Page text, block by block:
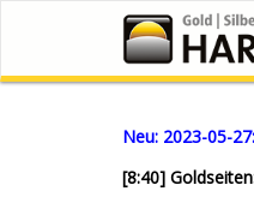
Neu: 2023-05-27:
[8:40]